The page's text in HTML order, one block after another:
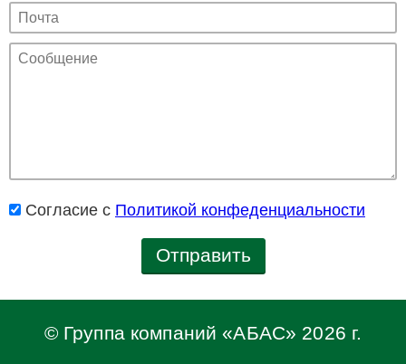
Согласие с Политикой конфеденциальности
Отправить
© Группа компаний «АБАС» 2026 г.